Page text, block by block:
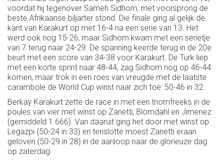
voordat hij tegenover Sameh Sidhom, met voorsprong de
beste Afrikaanse biljarter stond. Die finale ging al gelijk de
kant van Karakurt op met 16-4 na een serie van 13. Het
werd ook nog 15-26, maar Sidhom kwam met een serietje
van 7 terug naar 24-29. De spanning keerde terug in de 20e
beurt met een score van 34-38 voor Karakurt. De Turk liep
met een korte sprint naar 48-44, zag Sidhom nog op 46-44
komen, maar trok in een roes van vreugde met de laatste
carambole de World Cup winst naar zich toe: 50-46 in 32.
Berkay Karakurt zette de race in met een triomfreeks in de
poules van vier met winst op Zanetti, Blomdahl en Jimenez
(gemiddeld 1.666). Van daaruit ging het door met winst op
Legazpi (50-24 in 33) en tenslotte moest Zanetti eraan
geloven (50-29 in 28) in de aanloop naar de glorieuze dag
op zaterdag.